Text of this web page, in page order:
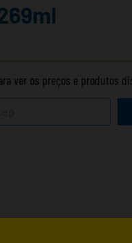
ver os preços e produtos